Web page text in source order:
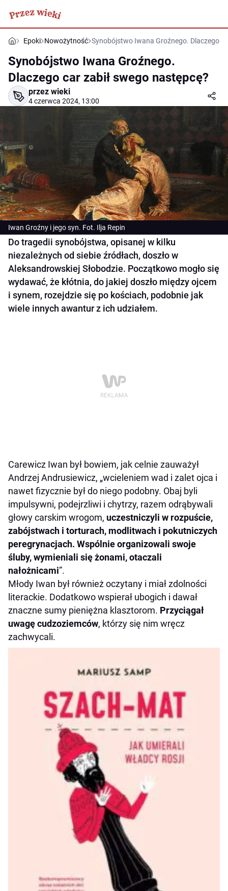
Epoki Nowożytność Synobójstwo Iwana Groźnego. Dlaczego
Synobójstwo Iwana Groźnego.
Dlaczego car zabił swego następcę?
przez wieki
4 czerwca 2024, 13:00
Iwan Groźny i jego syn. Fot. Ilja Repin
Do tragedii synobójstwa, opisanej w kilku
niezależnych od siebie źródłach, doszło w
Aleksandrowskiej Słobodzie. Początkowo mogło się
wydawać, że kłótnia, do jakiej doszło między ojcem
i synem, rozejdzie się po kościach, podobnie jak
wiele innych awantur z ich udziałem.
Carewicz Iwan był bowiem, jak celnie zauważył
Andrzej Andrusiewicz, „wcieleniem wad i zalet ojca i
nawet fizycznie był do niego podobny. Obaj byli
impulsywni, podejrzliwi i chytrzy, razem odrąbywali
głowy carskim wrogom, uczestniczyli w rozpuście,
zabójstwach i torturach, modlitwach i pokutniczych
peregrynacjach. Wspólnie organizowali swoje
śluby, wymieniali się żonami, otaczali
nałożnicami”.
Młody Iwan był również oczytany i miał zdolności
literackie. Dodatkowo wspierał ubogich i dawał
znaczne sumy pieniężna klasztorom. Przyciągał
uwagę cudzoziemców, którzy się nim wręcz
zachwycali.